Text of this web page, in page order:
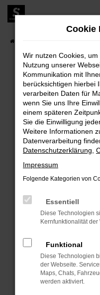
Zum
Hauptinhalt
FEHLER:
Beim Laden ist ein
Hier sind ein paar
Überprüfe deine
Laden andere
Suchmaschine?
Prüfe deine
können das Laden
verhindern.
anderen Browser
Starte dein
Das kann
Probleme zu
Cookie
Wir nutzen Cookies,
Nutzung unserer
Kommunikation mit
berücksichtigen hierbei
verarbeiten Daten für
wenn Sie uns Ihre
einem späteren
Sie die Einwilligung
Weitere Informationen
Datenverarbeitung
Datenschutzerklärung
Impressum
Folgende Kategorien von
Essentiell
Diese Technologien
Kernfunktionalität
Funktional
Diese Technologien
der Webseite.
Maps, Chats,
werden aktiviert.